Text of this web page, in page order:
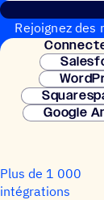
Rejoignez
Google
Plus de 1 000
intégrations